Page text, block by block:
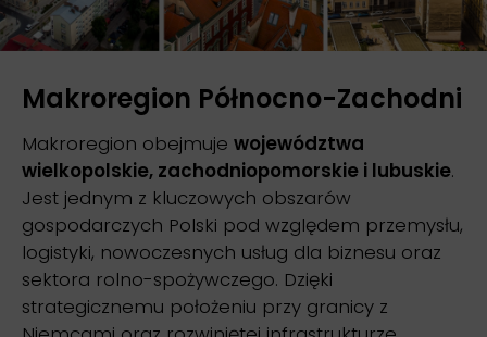
Makroregion Północno-Zachodni
Makroregion obejmuje województwa
wielkopolskie, zachodniopomorskie i lubuskie.
Jest jednym z kluczowych obszarów
gospodarczych Polski pod względem przemysłu,
logistyki, nowoczesnych usług dla biznesu oraz
sektora rolno-spożywczego. Dzięki
strategicznemu położeniu przy granicy z